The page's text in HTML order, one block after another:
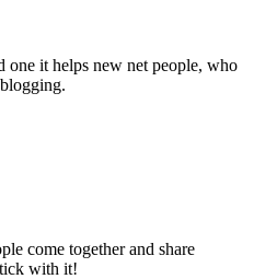
one it helps new net people, who
come together and share
with it!